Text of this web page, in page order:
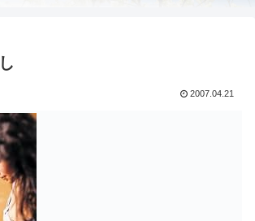
2007.04.21